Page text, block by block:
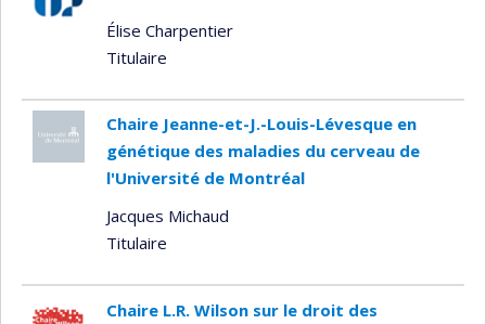
Élise Charpentier
Titulaire
Chaire Jeanne-et-J.-Louis-Lévesque en
génétique des maladies du cerveau de
l'Université de Montréal
Jacques Michaud
Titulaire
Chaire L.R. Wilson sur le droit des